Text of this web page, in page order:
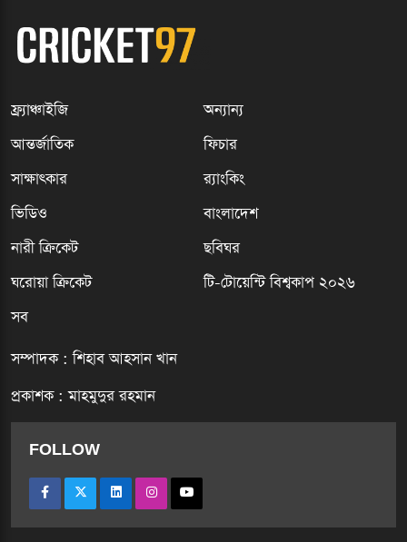
ফ্র্যাঞ্চাইজি
অন্যান্য
আন্তর্জাতিক
ফিচার
সাক্ষাৎকার
র‍্যাংকিং
ভিডিও
বাংলাদেশ
নারী ক্রিকেট
ছবিঘর
ঘরোয়া ক্রিকেট
টি-টোয়েন্টি বিশ্বকাপ ২০২৬
সব
সম্পাদক : শিহাব আহসান খান
প্রকাশক : মাহমুদুর রহমান
FOLLOW